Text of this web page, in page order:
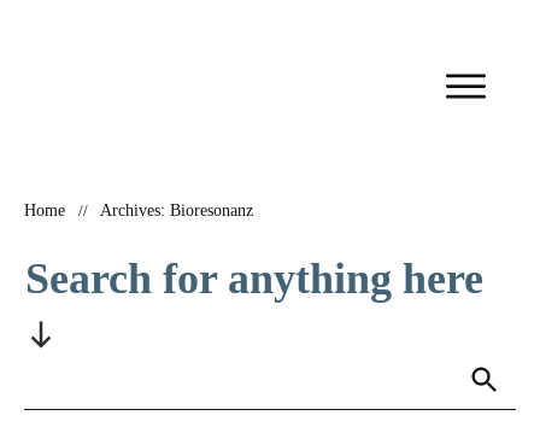
Home // Archives: Bioresonanz
Search for anything here